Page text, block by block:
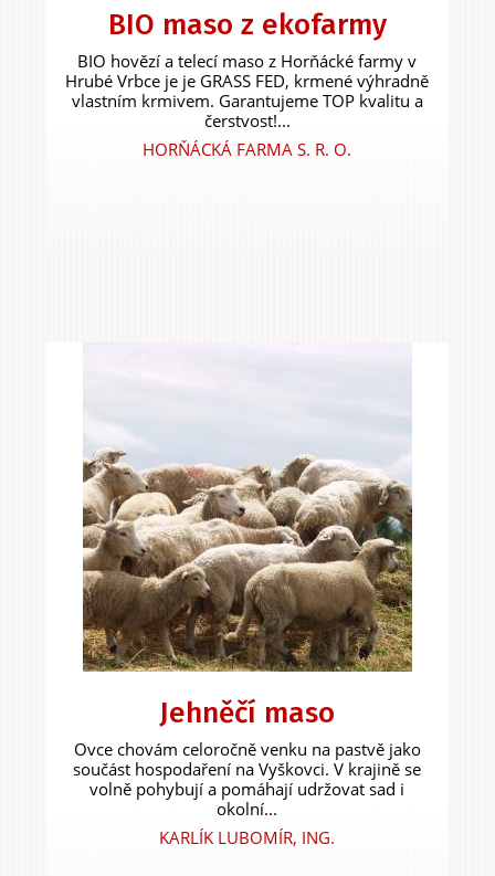
BIO maso z ekofarmy
BIO hovězí a telecí maso z Horňácké farmy v
Hrubé Vrbce je je GRASS FED, krmené výhradně
vlastním krmivem. Garantujeme TOP kvalitu a
čerstvost!...
HORŇÁCKÁ FARMA S. R. O.
Jehněčí maso
Ovce chovám celoročně venku na pastvě jako
součást hospodaření na Vyškovci. V krajině se
volně pohybují a pomáhají udržovat sad i
okolní...
KARLÍK LUBOMÍR, ING.